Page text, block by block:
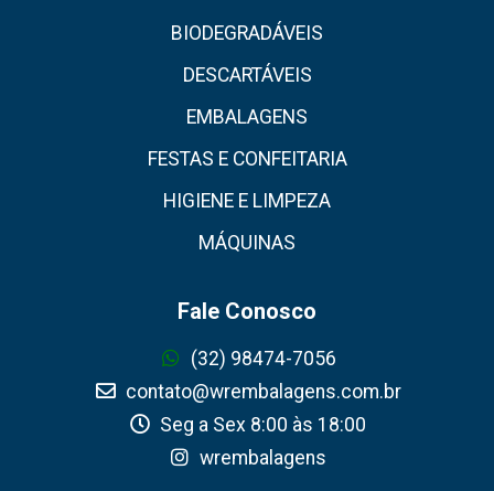
BIODEGRADÁVEIS
DESCARTÁVEIS
EMBALAGENS
FESTAS E CONFEITARIA
HIGIENE E LIMPEZA
MÁQUINAS
Fale Conosco
(32) 98474-7056
contato@wrembalagens.com.br
Seg a Sex 8:00 às 18:00
wrembalagens